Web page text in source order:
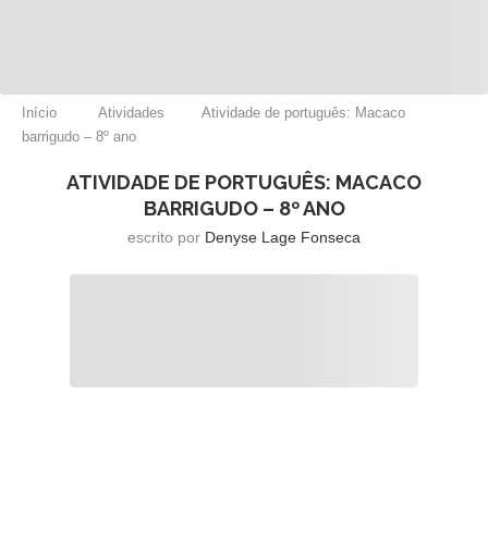
Início Atividades
Atividade de português: Macaco
barrigudo – 8º ano
ATIVIDADE DE PORTUGUÊS: MACACO
BARRIGUDO – 8º ANO
escrito por Denyse Lage Fonseca